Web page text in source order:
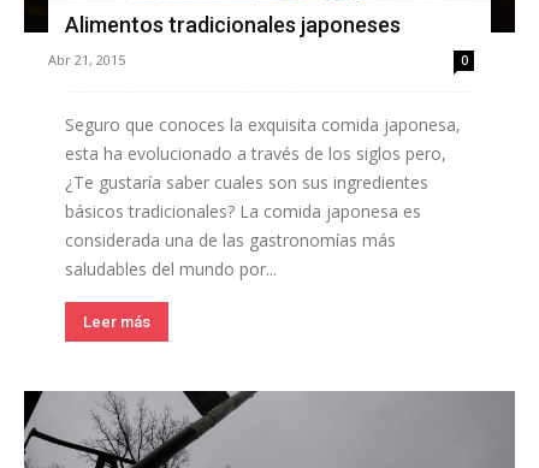
Alimentos tradicionales japoneses
Abr 21, 2015 0
Seguro que conoces la exquisita comida japonesa,
esta ha evolucionado a través de los siglos pero,
¿Te gustaría saber cuales son sus ingredientes
básicos tradicionales? La comida japonesa es
considerada una de las gastronomías más
saludables del mundo por...
Leer más